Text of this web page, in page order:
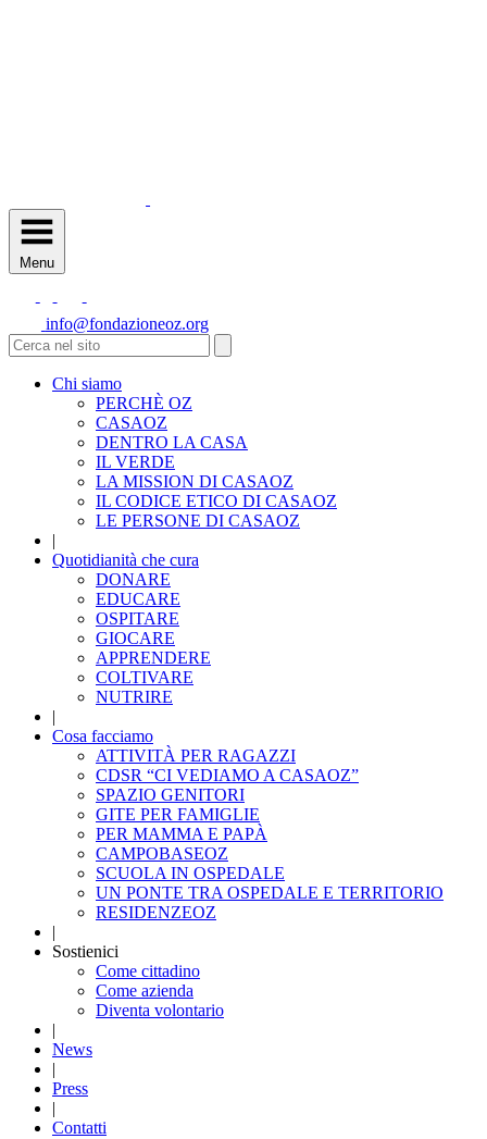
Menu
info@fondazioneoz.org
Chi siamo
PERCHÈ OZ
CASAOZ
DENTRO LA CASA
IL VERDE
LA MISSION DI CASAOZ
IL CODICE ETICO DI CASAOZ
LE PERSONE DI CASAOZ
|
Quotidianità che cura
DONARE
EDUCARE
OSPITARE
GIOCARE
APPRENDERE
COLTIVARE
NUTRIRE
|
Cosa facciamo
ATTIVITÀ PER RAGAZZI
CDSR “CI VEDIAMO A CASAOZ”
SPAZIO GENITORI
GITE PER FAMIGLIE
PER MAMMA E PAPÀ
CAMPOBASEOZ
SCUOLA IN OSPEDALE
UN PONTE TRA OSPEDALE E TERRITORIO
RESIDENZEOZ
|
Sostienici
Come cittadino
Come azienda
Diventa volontario
|
News
|
Press
|
Contatti